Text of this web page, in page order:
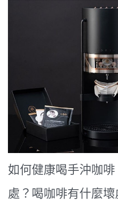
如何健康喝手沖咖
處？喝咖啡有什麼